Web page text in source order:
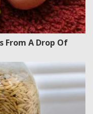
From A Drop Of